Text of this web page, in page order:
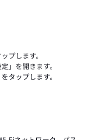
プします。
」 を開きます。
タップします。